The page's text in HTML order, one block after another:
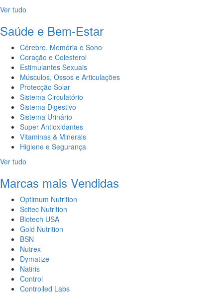
Ver tudo
Saúde e Bem-Estar
Cérebro, Memória e Sono
Coração e Colesterol
Estimulantes Sexuais
Músculos, Ossos e Articulações
Protecção Solar
Sistema Circulatório
Sistema Digestivo
Sistema Urinário
Super Antioxidantes
Vitaminas & Minerais
Higiene e Segurança
Ver tudo
Marcas mais Vendidas
Optimum Nutrition
Scitec Nutrition
Biotech USA
Gold Nutrition
BSN
Nutrex
Dymatize
Natiris
Control
Controlled Labs